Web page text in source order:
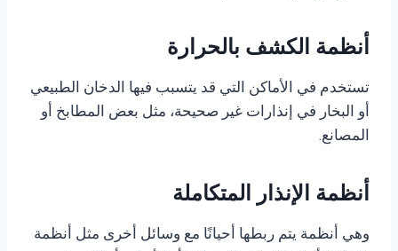
أنظمة الكشف بالحرارة
تستخدم في الأماكن التي قد يتسبب فيها الدخان الطبيعي
أو البخار في إنذارات غير صحيحة، مثل بعض المطابخ أو
المصانع.
أنظمة الإنذار المتكاملة
وهي أنظمة يتم ربطها أحيانًا مع وسائل أخرى مثل أنظمة